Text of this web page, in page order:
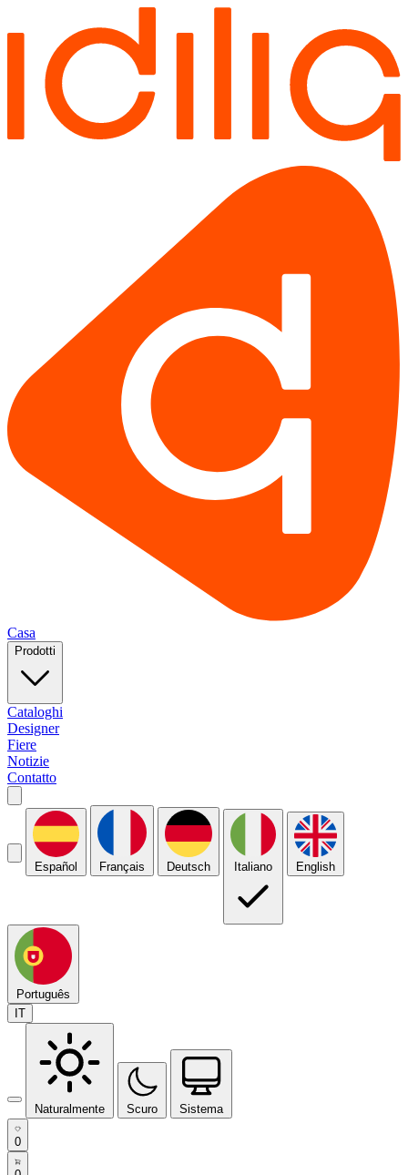
Casa
Prodotti
Cataloghi
Designer
Fiere
Notizie
Contatto
Español Français Deutsch Italiano English
Português
IT
Naturalmente Scuro Sistema
0